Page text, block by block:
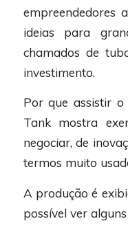
empreendedores
ideias para
chamados de
investimento.
Por que assistir
Tank mostra
negociar, de
termos muito
A produção é
possível ver